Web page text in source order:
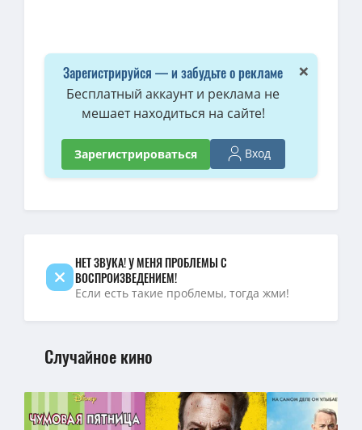
×
Зарегистрируйся — и забудьте о рекламе
Бесплатный аккаунт и реклама не
мешает находиться на сайте!
Зарегистрироваться Вход
НЕТ ЗВУКА! У МЕНЯ ПРОБЛЕМЫ С
ВОСПРОИЗВЕДЕНИЕМ!
Если есть такие проблемы, тогда жми!
Случайное кино